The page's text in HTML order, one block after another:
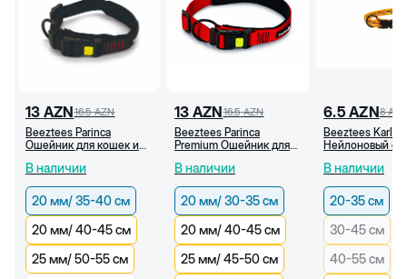
13 AZN16.5 AZN
Beeztees Parinca
Ошейник для кошек и
/35-40 см)
В наличии
20 мм/ 35-40 см
20 мм/ 40-45 см
25 мм/ 50-55 см
13 AZN16.5 AZN
Beeztees Parinca
Premium Ошейник для
(20 мм/30-35 см)
В наличии
20 мм/ 30-35 см
20 мм/ 40-45 см
25 мм/ 45-50 см
6.5 AZN8
Beeztees Karlie
Нейлоновый
оранжевый с
(20-35 см)
В наличии
20-35 см
30-45 см
40-55 см